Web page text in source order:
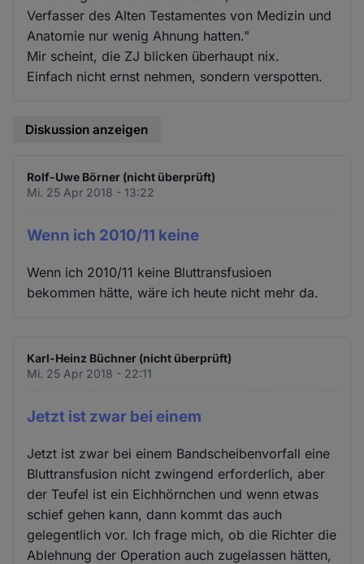
Verfasser des Alten Testamentes von Medizin und
Anatomie nur wenig Ahnung hatten."
Mir scheint, die ZJ blicken überhaupt nix.
Einfach nicht ernst nehmen, sondern verspotten.
Diskussion anzeigen
Rolf-Uwe Börner (nicht überprüft)
Mi. 25 Apr 2018 - 13:22
Wenn ich 2010/11 keine
Wenn ich 2010/11 keine Bluttransfusioen
bekommen hätte, wäre ich heute nicht mehr da.
Karl-Heinz Büchner (nicht überprüft)
Mi. 25 Apr 2018 - 22:11
Jetzt ist zwar bei einem
Jetzt ist zwar bei einem Bandscheibenvorfall eine
Bluttransfusion nicht zwingend erforderlich, aber
der Teufel ist ein Eichhörnchen und wenn etwas
schief gehen kann, dann kommt das auch
gelegentlich vor. Ich frage mich, ob die Richter die
Ablehnung der Operation auch zugelassen hätten,